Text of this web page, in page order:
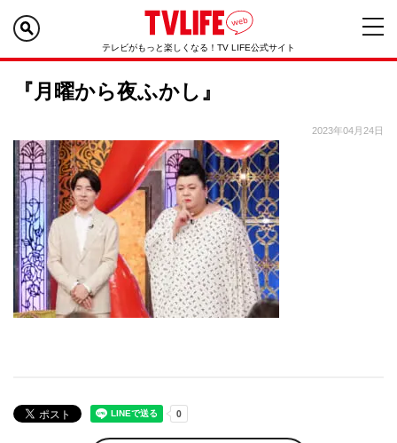
テレビがもっと楽しくなる！TV LIFE公式サイト
『月曜から夜ふかし』
2023年04月24日